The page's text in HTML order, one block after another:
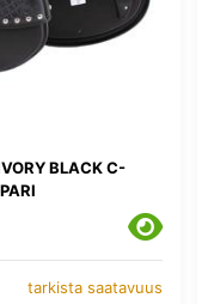
BLACK C-
tarkista saatavuus